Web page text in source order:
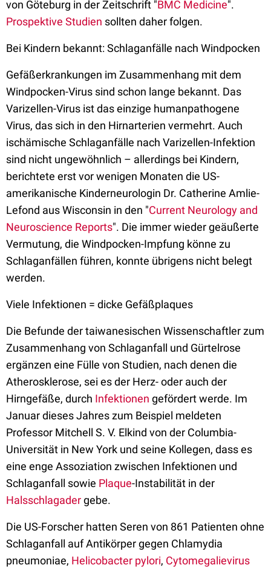
von Göteburg in der Zeitschrift "BMC Medicine".
Prospektive Studien sollten daher folgen.
Bei Kindern bekannt: Schlaganfälle nach Windpocken
Gefäßerkrankungen im Zusammenhang mit dem
Windpocken-Virus sind schon lange bekannt. Das
Varizellen-Virus ist das einzige humanpathogene
Virus, das sich in den Hirnarterien vermehrt. Auch
ischämische Schlaganfälle nach Varizellen-Infektion
sind nicht ungewöhnlich – allerdings bei Kindern,
berichtete erst vor wenigen Monaten die US-
amerikanische Kinderneurologin Dr. Catherine Amlie-
Lefond aus Wisconsin in den "Current Neurology and
Neuroscience Reports". Die immer wieder geäußerte
Vermutung, die Windpocken-Impfung könne zu
Schlaganfällen führen, konnte übrigens nicht belegt
werden.
Viele Infektionen = dicke Gefäßplaques
Die Befunde der taiwanesischen Wissenschaftler zum
Zusammenhang von Schlaganfall und Gürtelrose
ergänzen eine Fülle von Studien, nach denen die
Atherosklerose, sei es der Herz- oder auch der
Hirngefäße, durch Infektionen gefördert werde. Im
Januar dieses Jahres zum Beispiel meldeten
Professor Mitchell S. V. Elkind von der Columbia-
Universität in New York und seine Kollegen, dass es
eine enge Assoziation zwischen Infektionen und
Schlaganfall sowie Plaque-Instabilität in der
Halsschlagadergebe.
Die US-Forscher hatten Seren von 861 Patienten ohne
Schlaganfall auf Antikörper gegen Chlamydia
pneumoniae, Helicobacter pylori, Cytomegalievirus